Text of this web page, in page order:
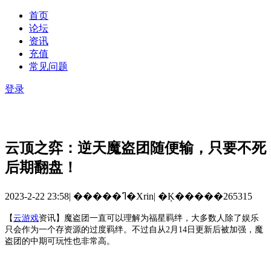
首页
论坛
资讯
充值
常见问题
登录
云顶之弈：逆天魔盗团随便输，只要不死
后期翻盘！
2023-2-22 23:58| �����ߣ�Xrin| �Ķ�����265315
【云游戏资讯】 魔盗团一直可以理解为福星羁绊，大多数人除了娱乐
只会作为一个存资源的过度羁绊。不过自从 2月14日更新后被加强，魔
盗团的中期可玩性也非常高。